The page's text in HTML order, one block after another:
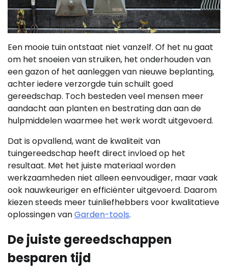
Een mooie tuin ontstaat niet vanzelf. Of het nu gaat
om het snoeien van struiken, het onderhouden van
een gazon of het aanleggen van nieuwe beplanting,
achter iedere verzorgde tuin schuilt goed
gereedschap. Toch besteden veel mensen meer
aandacht aan planten en bestrating dan aan de
hulpmiddelen waarmee het werk wordt uitgevoerd.
Dat is opvallend, want de kwaliteit van
tuingereedschap heeft direct invloed op het
resultaat. Met het juiste materiaal worden
werkzaamheden niet alleen eenvoudiger, maar vaak
ook nauwkeuriger en efficiënter uitgevoerd. Daarom
kiezen steeds meer tuinliefhebbers voor kwalitatieve
oplossingen vanGarden-tools.
De juiste gereedschappen
besparen tijd